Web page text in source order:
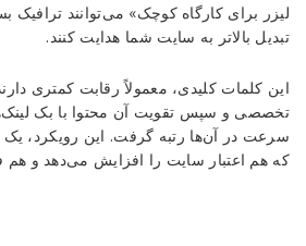
لیزر برای کارگاه کوچک» می‌توانند ترافیک
تبدیل بالاتر به سایت شما هدایت کنند.
این کلمات کلیدی، معمولاً رقابت کمتری
تخصصی و سپس تقویت آن محتوا با بک
سرعت در آن‌ها رتبه گرفت. این رویکرد،
که هم اعتبار سایت را افزایش می‌دهد و